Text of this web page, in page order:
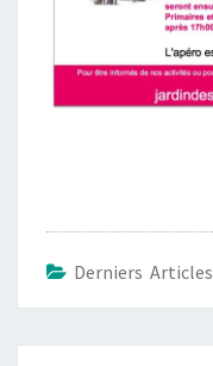
Derniers Articles